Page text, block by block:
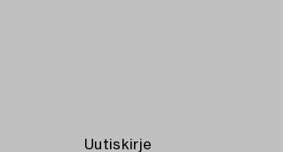
Uutiskirje